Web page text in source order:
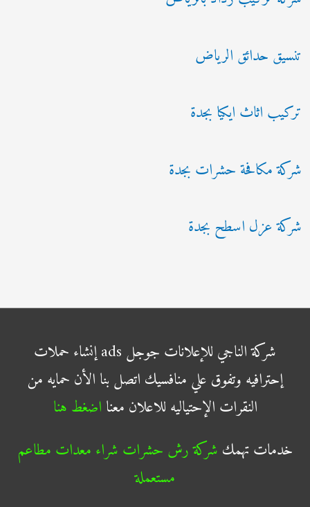
تنسيق حدائق الرياض
تركيب اثاث ايكيا بجدة
شركة مكافحة حشرات بجدة
شركة عزل اسطح بجدة
شركة الناجي للإعلانات جوجل ads إنشاء حملات
إحترافيه وتفوق علي منافسيك اتصل بنا الأن حمايه من
النقرات الإحتياليه للاعلان معنا اضغط هنا
خدمات تهمك شركة رش حشرات شراء معدات مطاعم
مستعملة